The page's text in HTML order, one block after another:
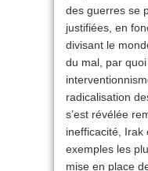
des guerres se
justifiées, en
divisant le
du mal, par
radicalisation
s’est révélée
inefficacité, Irak
exemples les
mise en place